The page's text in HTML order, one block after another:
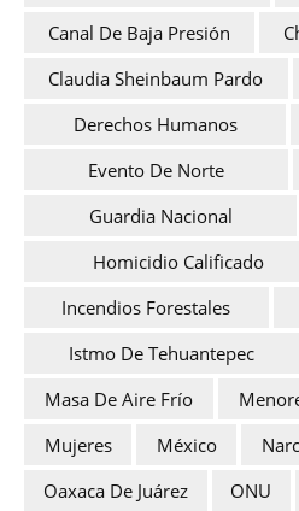
Canal De Baja Presión
Claudia Sheinbaum Pardo
Derechos Humanos
Evento De Norte
Guardia Nacional
Homicidio Calificado
Incendios Forestales
Istmo De Tehuantepec
Masa De Aire Frío
Mujeres
México
Oaxaca De Juárez
ONU